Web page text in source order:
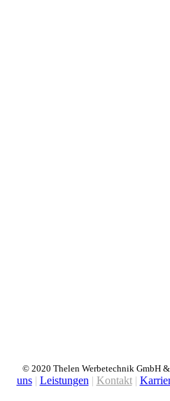
© 2020 Thelen Werbetechnik
uns| Leistungen | Kontakt|